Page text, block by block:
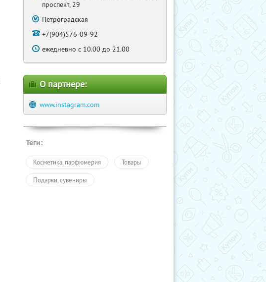
проспект, 29
Петроградская
+7(904)576-09-92
ежедневно с 10.00 до 21.00
О партнере:
www.instagram.com
Теги:
Косметика, парфюмерия Товары
Подарки, сувениры